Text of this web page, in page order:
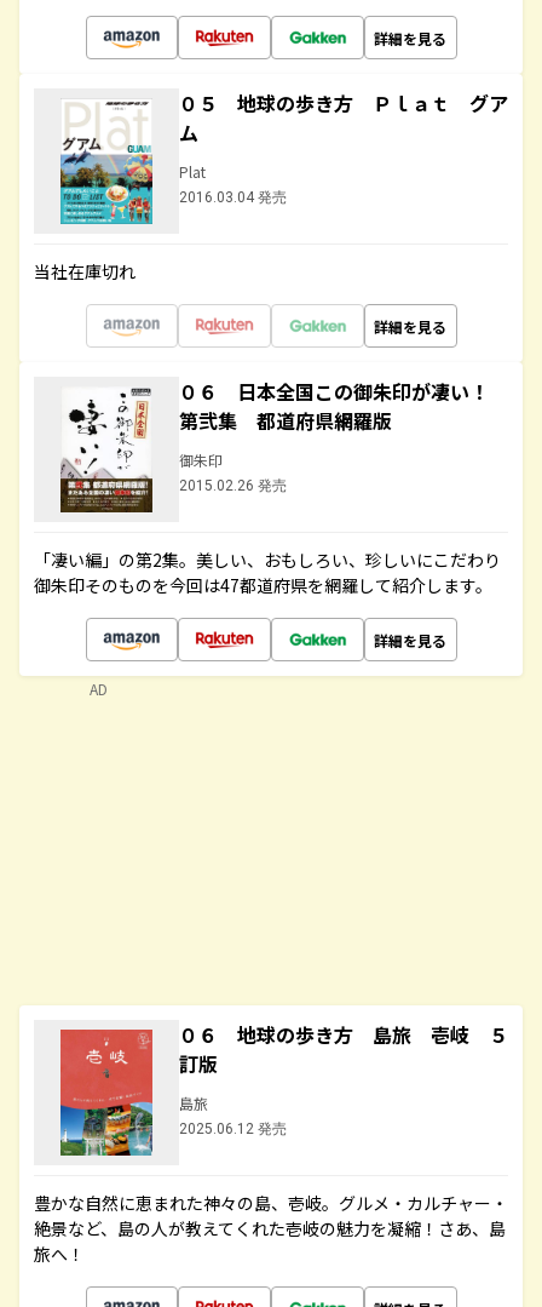
詳細を見る
０５ 地球の歩き方 Ｐｌａｔ グア
ム
Plat
2016.03.04 発売
当社在庫切れ
詳細を見る
０６ 日本全国この御朱印が凄い！
第弐集 都道府県網羅版
御朱印
2015.02.26 発売
「凄い編」の第2集。美しい、おもしろい、珍しいにこだわり
御朱印そのものを今回は47都道府県を網羅して紹介します。
詳細を見る
０６ 地球の歩き方 島旅 壱岐 ５
訂版
島旅
2025.06.12 発売
豊かな自然に恵まれた神々の島、壱岐。グルメ・カルチャー・
絶景など、島の人が教えてくれた壱岐の魅力を凝縮！さあ、島
旅へ！
AD